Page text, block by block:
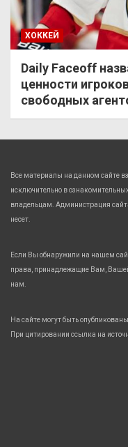
ХОККЕЙ
Daily Faceoff
ценности
свободных
Все материалы на данном сайте
исключительно в
владельцам. Администрация
несет.
Если Вы обнаружили на нашем
права, принадлежащие Вам,
нам.
На сайте могут быть
При цитировании ссылка на